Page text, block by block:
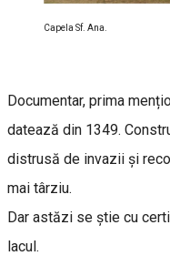
Capela Sf. Ana.
Documentar, prima
datează din 1349.
distrusă de invazii și
mai târziu.
Dar astăzi se știe cu
lacul.